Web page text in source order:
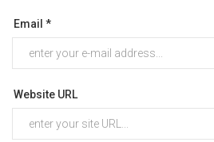
Email *
Website URL